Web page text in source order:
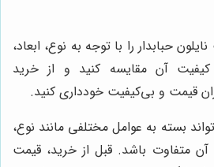
حبابدار را با توجه به نوع، ابعاد،
آن مقایسه کنید و از خرید
قیمت و بی‌کیفیت خودداری کنید.
بسته به عوامل مختلفی مانند نوع،
متفاوت باشد. قبل از خرید، قیمت